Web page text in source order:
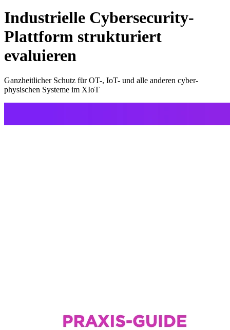
Industrielle Cybersecurity-
Plattform strukturiert
evaluieren
Ganzheitlicher Schutz für OT-, IoT- und alle anderen cyber-
physischen Systeme im XIoT